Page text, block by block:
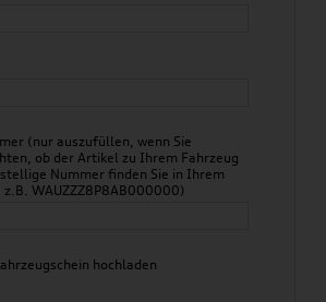
(nur auszufüllen, wenn Sie
ob der Artikel zu Ihrem Fahrzeug
Nummer finden Sie in Ihrem
z.B. WAUZZZ8P8AB000000)
hochladen